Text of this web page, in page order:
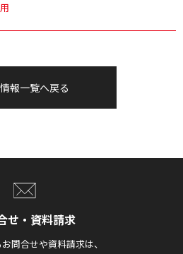
報一覧へ戻る
せ・資料請求
問合せや資料請求は、